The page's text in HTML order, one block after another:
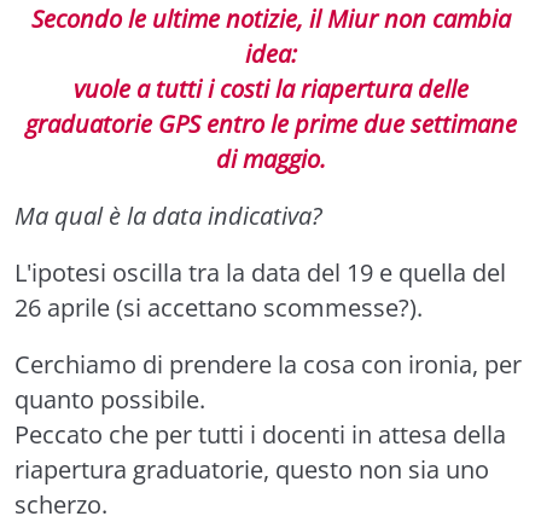
Secondo le ultime notizie, il Miur non cambia
idea:
vuole a tutti i costi la riapertura delle
graduatorie GPS entro le prime due settimane
di maggio.
Ma qual è la data indicativa?
L'ipotesi oscilla tra la data del 19 e quella del
26 aprile (si accettano scommesse?).
Cerchiamo di prendere la cosa con ironia, per
quanto possibile.
Peccato che per tutti i docenti in attesa della
riapertura graduatorie, questo non sia uno
scherzo.